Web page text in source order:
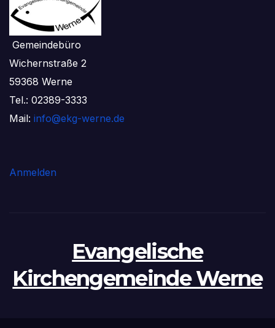
Gemeindebüro
Wichernstraße 2
59368 Werne
Tel.: 02389-3333
Mail: info@ekg-werne.de
Anmelden
Evangelische
Kirchengemeinde Werne